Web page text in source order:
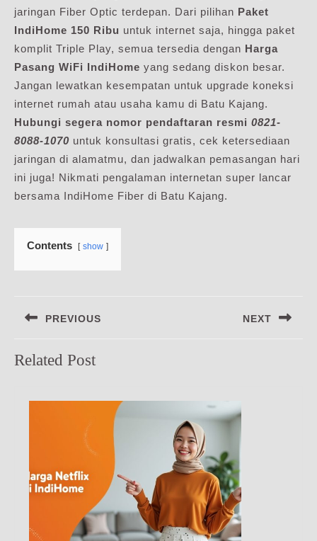
jaringan Fiber Optic terdepan. Dari pilihan Paket
IndiHome 150 Ribu untuk internet saja, hingga paket
komplit Triple Play, semua tersedia dengan Harga
Pasang WiFi IndiHome yang sedang diskon besar.
Jangan lewatkan kesempatan untuk upgrade koneksi
internet rumah atau usaha kamu di Batu Kajang.
Hubungi segera nomor pendaftaran resmi 0821-
8088-1070 untuk konsultasi gratis, cek ketersediaan
jaringan di alamatmu, dan jadwalkan pemasangan hari
ini juga! Nikmati pengalaman internetan super lancar
bersama IndiHome Fiber di Batu Kajang.
Contents show
pos
PREVIOUS
post:
NEXT
Related Post